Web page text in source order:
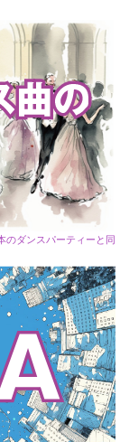
のダンスパーティーと同